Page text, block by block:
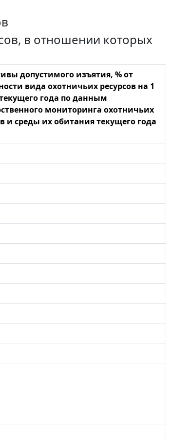
в отношении которых
допустимого изъятия, % от
вида охотничьих ресурсов на 1
года по данным
мониторинга охотничьих
и среды их обитания текущего года